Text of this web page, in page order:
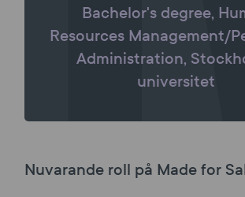
Bachelor's degree,
Resources Management/
Administration,
universitet
Nuvarande roll på Made for